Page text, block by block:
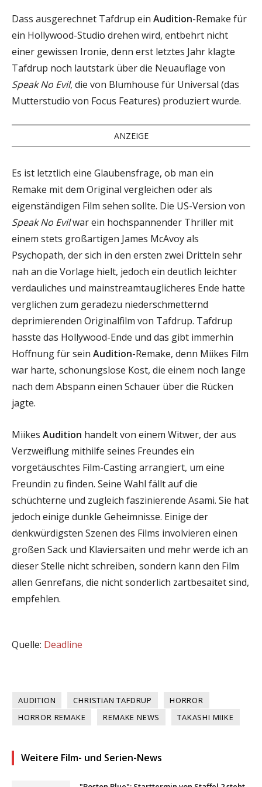
Dass ausgerechnet Tafdrup ein Audition-Remake für
ein Hollywood-Studio drehen wird, entbehrt nicht
einer gewissen Ironie, denn erst letztes Jahr klagte
Tafdrup noch lautstark über die Neuauflage von
Speak No Evil, die von Blumhouse für Universal (das
Mutterstudio von Focus Features) produziert wurde.
ANZEIGE
Es ist letztlich eine Glaubensfrage, ob man ein
Remake mit dem Original vergleichen oder als
eigenständigen Film sehen sollte. Die US-Version von
Speak No Evilwar ein hochspannender Thriller mit
einem stets großartigen James McAvoy als
Psychopath, der sich in den ersten zwei Dritteln sehr
nah an die Vorlage hielt, jedoch ein deutlich leichter
verdauliches und mainstreamtauglicheres Ende hatte
verglichen zum geradezu niederschmetternd
deprimierenden Originalfilm von Tafdrup. Tafdrup
hasste das Hollywood-Ende und das gibt immerhin
Hoffnung für sein Audition-Remake, denn Miikes Film
war harte, schonungslose Kost, die einem noch lange
nach dem Abspann einen Schauer über die Rücken
jagte.
Miikes Audition handelt von einem Witwer, der aus
Verzweiflung mithilfe seines Freundes ein
vorgetäuschtes Film-Casting arrangiert, um eine
Freundin zu finden. Seine Wahl fällt auf die
schüchterne und zugleich faszinierende Asami. Sie hat
jedoch einige dunkle Geheimnisse. Einige der
denkwürdigsten Szenen des Films involvieren einen
großen Sack und Klaviersaiten und mehr werde ich an
dieser Stelle nicht schreiben, sondern kann den Film
allen Genrefans, die nicht sonderlich zartbesaitet sind,
empfehlen.
Quelle: Deadline
AUDITION CHRISTIAN TAFDRUP
HORROR
HORROR REMAKE
REMAKE NEWS TAKASHI MIIKE
Weitere Film- und Serien-News